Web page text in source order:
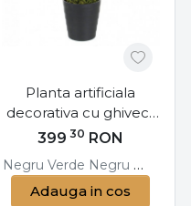
Planta artificiala
decorativa cu ghiveci,
65 cm, Philodendron
399 30 RON
Negru Verde Negru Verde
Adauga in cos